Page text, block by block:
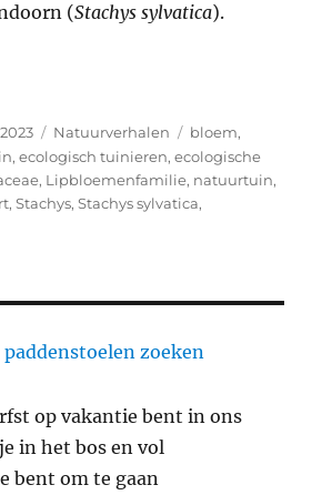
(Stachys sylvatica).
(Stachys sylvatica)”
Categorieën
Natuurverhalen Tags
bloem,
,ecologisch tuinieren,ecologische
, Lipbloemenfamilie, natuurtuin,
,Stachys,Stachys sylvatica,
zoeken
op vakantie bent in ons
in het bos en vol
bent om te gaan